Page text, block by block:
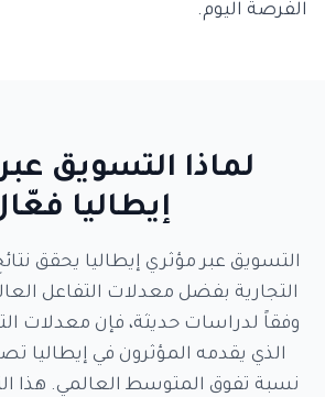
الفرصة اليوم.
لماذا التسويق
إيطاليا
التسويق عبر مؤثري إيطاليا يحقق
التجارية بفضل معدلات التفاعل
وفقاً لدراسات حديثة، فإن معدلات
نسبة تفوق المتوسط العالمي. هذا